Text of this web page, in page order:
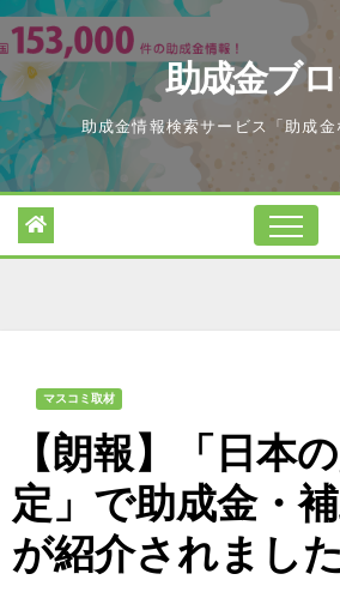
Skip
to
content
助成金ブ
助成金情報検索サービス「助成
マスコミ取材
【朗報】「日本
定」で助成金・
が紹介されました